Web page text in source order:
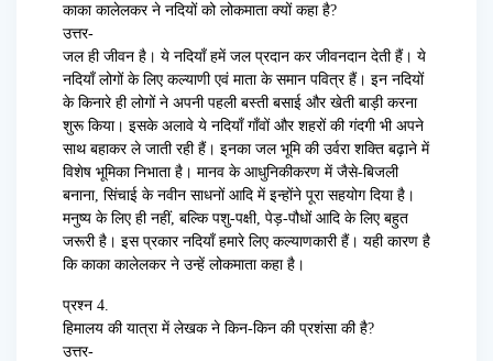
काका कालेलकर ने नदियों को लोकमाता क्यों कहा है?
उत्तर-
जल ही जीवन है। ये नदियाँ हमें जल प्रदान कर जीवनदान देती हैं। ये
नदियाँ लोगों के लिए कल्याणी एवं माता के समान पवित्र हैं। इन नदियों
के किनारे ही लोगों ने अपनी पहली बस्ती बसाई और खेती बाड़ी करना
शुरू किया। इसके अलावे ये नदियाँ गाँवों और शहरों की गंदगी भी अपने
साथ बहाकर ले जाती रही हैं। इनका जल भूमि की उर्वरा शक्ति बढ़ाने में
विशेष भूमिका निभाता है। मानव के आधुनिकीकरण में जैसे-बिजली
बनाना, सिंचाई के नवीन साधनों आदि में इन्होंने पूरा सहयोग दिया है।
मनुष्य के लिए ही नहीं, बल्कि पशु-पक्षी, पेड़-पौधों आदि के लिए बहुत
जरूरी है। इस प्रकार नदियाँ हमारे लिए कल्याणकारी हैं। यही कारण है
कि काका कालेलकर ने उन्हें लोकमाता कहा है।
प्रश्न 4.
हिमालय की यात्रा में लेखक ने किन-किन की प्रशंसा की है?
उत्तर-